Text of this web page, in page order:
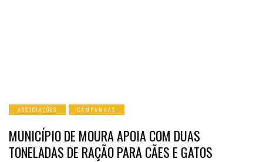
ASSOCIAÇÕES CAMPANHAS
MUNICÍPIO DE MOURA APOIA COM DUAS
TONELADAS DE RAÇÃO PARA CÃES E GATOS